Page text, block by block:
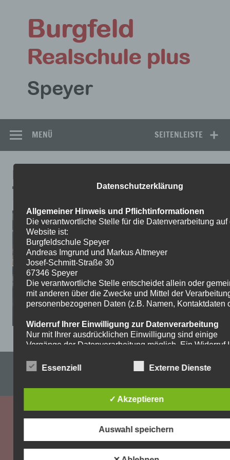
springen
SEITENLEISTE
MENÜ
IMG_1268
Impressum & Datenschutzerklärung
Datenschutzerklärung
Allgemeiner Hinweis und Pflichtinformationen
Die verantwortliche Stelle für die Datenverarbeitung auf
Website ist:
Burgfeldschule Speyer
Andreas Imgrund und Markus Altmeyer
Josef-Schmitt-Straße 30
67346 Speyer
Die verantwortliche Stelle entscheidet allein oder
mit anderen über die Zwecke und Mittel der
personenbezogenen Daten (z.B. Namen, Kontaktdaten
Widerruf Ihrer Einwilligung zur Datenverarbeitung
Nur mit Ihrer ausdrücklichen Einwilligung sind einige
Vorgänge der Datenverarbeitung möglich. Ein Widerruf
Widerruf genügt eine formlose Mitteilung per E-Mail. Die
Recht auf Beschwerde bei der zuständigen
Aufsichtsbehörde
Als Betroffener steht Ihnen im Falle eines
der zuständigen Aufsichtsbehörde zu. Zuständige
Aufsichtsbehörde bezüglich datenschutzrechtlicher
Essenziell Externe Dienste
✓ Akzeptieren
Auswahl speichern